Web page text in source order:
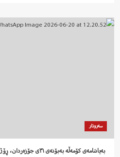
سەروتار
‍ بەیاننامەی کۆمەڵە بەبۆنەی ٣١ی جۆزەردان، ڕۆژی پێشمەرگەی کۆمەڵە